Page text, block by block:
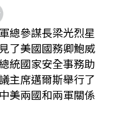
總參謀長梁光烈星
了美國國務卿鮑威
統國家安全事務助
主席邁爾斯舉行了
美兩國和兩軍關係